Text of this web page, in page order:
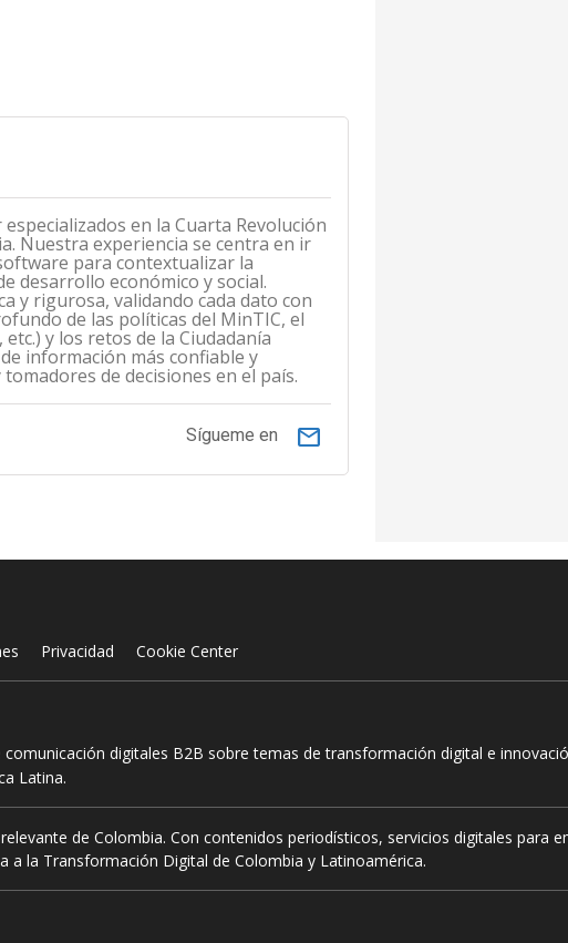
en la Cuarta Revolución
Nuestra experiencia se centra en ir
para contextualizar la
desarrollo económico y social.
y rigurosa, validando cada dato con
de las políticas del MinTIC, el
y los retos de la Ciudadanía
información más confiable y
de decisiones en el país.
email
Sígueme en
Privacidad Cookie Center
digitales B2B sobre temas de transformación digital e
Latina.
de Colombia. Con contenidos periodísticos, servicios digitales para
la Transformación Digital de Colombia y Latinoamérica.